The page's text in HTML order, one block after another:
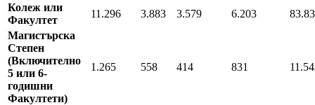
Колеж или
Факултет
11.296 3.883 3.579 6.203
Магистърска
Степен
(Включително
5 или 6-
годишни
Факултети)
1.265 558 414 831